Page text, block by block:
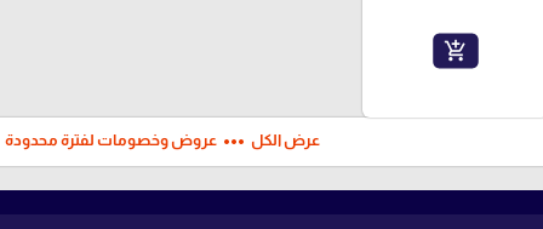
add_shopping_cart
عرض الكل more_horiz عروض وخصومات لفترة محدودة